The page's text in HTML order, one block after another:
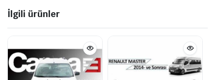
İlgili ürünler